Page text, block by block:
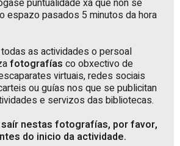
puntualidade xa que non se
espazo pasados 5 minutos da hora
as actividades o persoal
fotografías co obxectivo de
virtuais, redes sociais
ou guías nos que se publicitan
e servizos das bibliotecas.
nestas fotografías, por favor,
do inicio da actividade.